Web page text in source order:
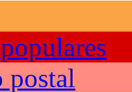
postal